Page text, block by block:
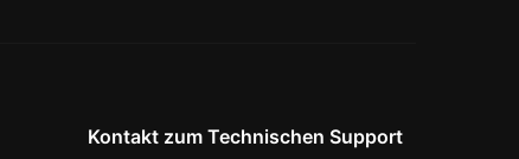
Kontakt zum Technischen Support